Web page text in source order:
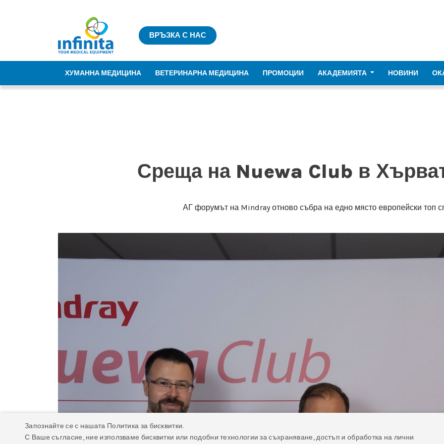
ВРЪЗКА С НАС
ХУМАННА МЕДИЦИНА ВЕТЕРИНАРНА МЕДИЦИНА ПРОМОЦИИ АКАДЕМИЯТА НОВИНИ
Среща на Nuewa Club в
АГ форумът на Mindray отново събра на едно място европейски топ
Запознайте се с нашата Политика за бисквитки.
С Ваше съгласие, ние използваме бисквитки или подобни технологии за съхраняване, достъп и обработка на лични